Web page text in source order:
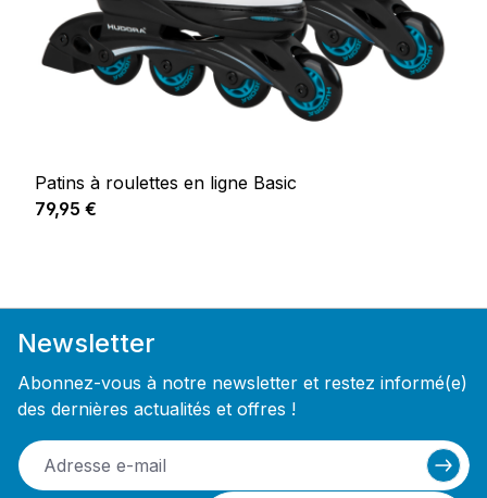
Patins à roulettes en ligne Basic
Prix régulier :
79,95 €
Newsletter
Abonnez-vous à notre newsletter et restez informé(e)
des dernières actualités et offres !